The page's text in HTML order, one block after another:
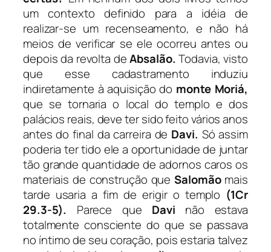
um contexto definido para a idéia de
realizar-se um recenseamento, e não há
meios de verificar se ele ocorreu antes ou
depois da revolta deAbsalão. Todavia, visto
que esse cadastramento induziu
indiretamente à aquisição do monte Moriá,
que se tornaria o local do templo e dos
palácios reais, deve ter sido feito vários anos
antes do final da carreira de Davi. Só assim
poderia ter tido ele a oportunidade de juntar
tão grande quantidade de adornos caros os
materiais de construção queSalomãomais
tarde usaria a fim de erigir o templo (1Cr
29.3-5). Parece que Davi não estava
totalmente consciente do que se passava
no íntimo de seu coração, pois estaria talvez